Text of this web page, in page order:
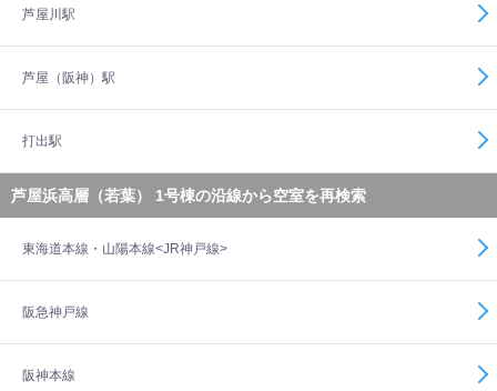
芦屋川駅
芦屋（阪神）駅
打出駅
芦屋浜高層（若葉） 1号棟の沿線から空室を再検索
東海道本線・山陽本線<JR神戸線>
阪急神戸線
阪神本線